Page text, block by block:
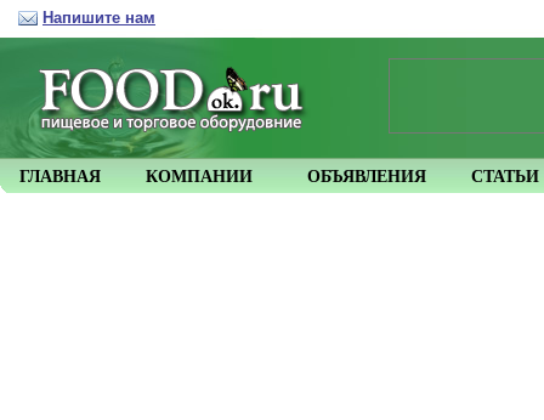
ГЛАВНАЯ КОМПАНИИ ОБЪЯВЛЕНИЯ СТАТЬИ
Напишите нам